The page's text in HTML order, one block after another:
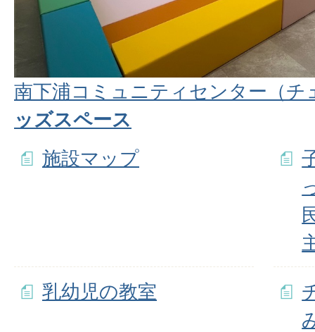
南下浦コミュニティセンター（チ
ッズスペース
施設マップ
乳幼児の教室